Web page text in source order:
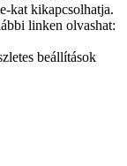
kat kikapcsolhatja.
linken olvashat:
beállítások